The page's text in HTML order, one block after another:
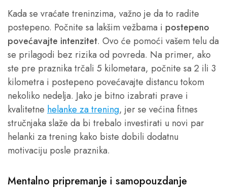
Kada se vraćate treninzima, važno je da to radite
postepeno. Počnite sa lakšim vežbama i postepeno
povećavajte intenzitet. Ovo će pomoći vašem telu da
se prilagodi bez rizika od povreda. Na primer, ako
ste pre praznika trčali 5 kilometara, počnite sa 2 ili 3
kilometra i postepeno povećavajte distancu tokom
nekoliko nedelja. Jako je bitno izabrati prave i
kvalitetne helanke za trening, jer se većina fitnes
stručnjaka slaže da bi trebalo investirati u novi par
helanki za trening kako biste dobili dodatnu
motivaciju posle praznika.
Mentalno pripremanje i samopouzdanje